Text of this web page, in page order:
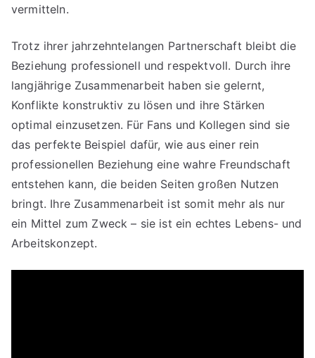
vermitteln.
Trotz ihrer jahrzehntelangen Partnerschaft bleibt die
Beziehung professionell und respektvoll. Durch ihre
langjährige Zusammenarbeit haben sie gelernt,
Konflikte konstruktiv zu lösen und ihre Stärken
optimal einzusetzen. Für Fans und Kollegen sind sie
das perfekte Beispiel dafür, wie aus einer rein
professionellen Beziehung eine wahre Freundschaft
entstehen kann, die beiden Seiten großen Nutzen
bringt. Ihre Zusammenarbeit ist somit mehr als nur
ein Mittel zum Zweck – sie ist ein echtes Lebens- und
Arbeitskonzept.